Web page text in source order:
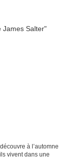
à l’automne
vivent dans une